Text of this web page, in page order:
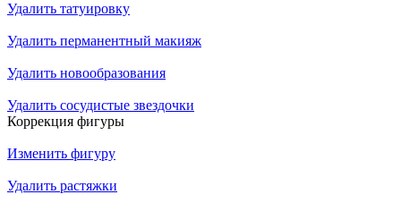
Удалить татуировку
Удалить перманентный макияж
Удалить новообразования
Удалить сосудистые звездочки
Коррекция фигуры
Изменить фигуру
Удалить растяжки